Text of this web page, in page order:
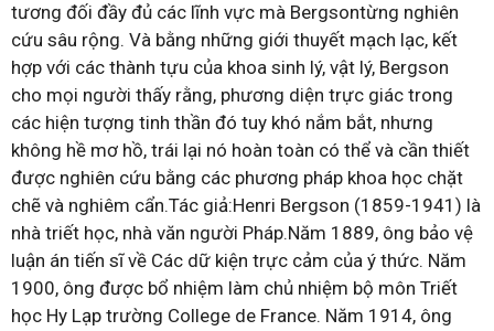
tương đối đầy đủ các lĩnh vực mà Bergsontừng nghiên
cứu sâu rộng. Và bằng những giới thuyết mạch lạc, kết
hợp với các thành tựu của khoa sinh lý, vật lý, Bergson
cho mọi người thấy rằng, phương diện trực giác trong
các hiện tượng tinh thần đó tuy khó nắm bắt, nhưng
không hề mơ hồ, trái lại nó hoàn toàn có thể và cần thiết
được nghiên cứu bằng các phương pháp khoa học chặt
chẽ và nghiêm cẩn.Tác giả:Henri Bergson (1859-1941) là
nhà triết học, nhà văn người Pháp.Năm 1889, ông bảo vệ
luận án tiến sĩ về Các dữ kiện trực cảm của ý thức. Năm
1900, ông được bổ nhiệm làm chủ nhiệm bộ môn Triết
học Hy Lạp trường College de France. Năm 1914, ông